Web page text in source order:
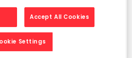
AUTO CHENOVE
Roland Carraz
Accept All Cookies
Settings